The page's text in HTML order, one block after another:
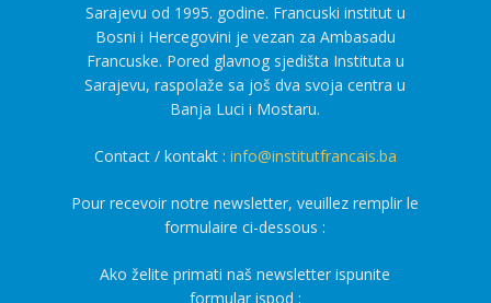
Sarajevu od 1995. godine. Francuski institut u
Bosni i Hercegovini je vezan za Ambasadu
Francuske. Pored glavnog sjedišta Instituta u
Sarajevu, raspolaže sa još dva svoja centra u
Banja Luci i Mostaru.
Contact / kontakt : info@institutfrancais.ba
Pour recevoir notre newsletter, veuillez remplir le
formulaire ci-dessous :
Ako želite primati naš newsletter ispunite
formular ispod :